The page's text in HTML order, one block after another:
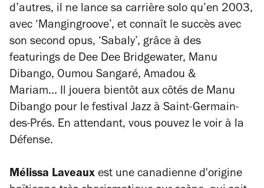
d’autres, il ne lance sa carrière solo qu’en 2003,
avec ‘Mangingroove’, et connaît le succès avec
son second opus, ‘Sabaly’, grâce à des
featurings de Dee Dee Bridgewater, Manu
Dibango, Oumou Sangaré, Amadou &
Mariam... Il jouera bientôt aux côtés de Manu
Dibango pour le festival Jazz à Saint-Germain-
des-Prés. En attendant, vous pouvez le voir à la
Défense.
Mélissa Laveaux est une canadienne d'origine